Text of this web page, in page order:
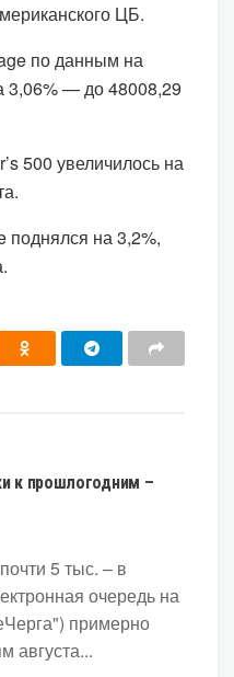
ЦБ.
по данным на
3,06% — до 48008,29
500 увеличилось на
поднялся на 3,2%,
к прошлогодним –
5 тыс. – в
очередь на
примерно
августа...